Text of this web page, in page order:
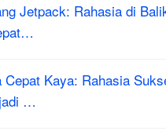
Jetpack: Rahasia di
Cepat Kaya: Rahasia
…